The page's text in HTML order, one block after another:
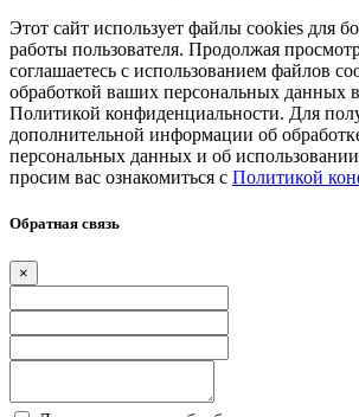
Этот сайт использует файлы cookies для
работы пользователя. Продолжая
соглашаетесь с использованием файлов
обработкой ваших персональных данных
Политикой конфиденциальности. Для
дополнительной информации об
персональных данных и об
просим вас ознакомиться с Политикой
Обратная связь
×